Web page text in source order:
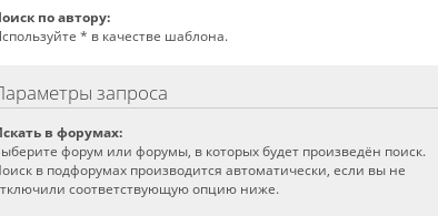
по автору:
* в качестве шаблона.
запроса
в форумах:
форум или форумы, в которых будет произведён поиск.
в подфорумах производится автоматически, если вы не
соответствующую опцию ниже.